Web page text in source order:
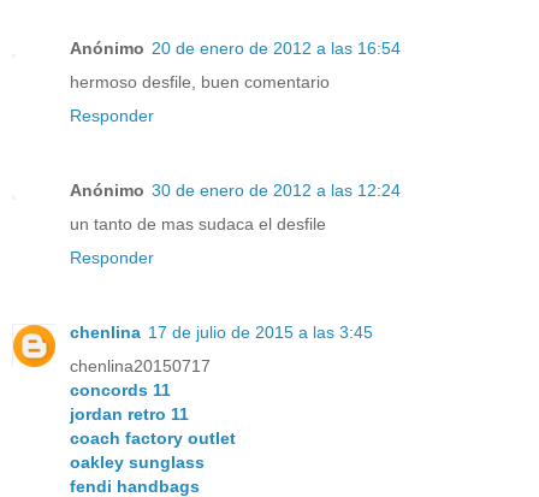
Anónimo 20 de enero de 2012 a las 16:54
hermoso desfile, buen comentario
Responder
Anónimo 30 de enero de 2012 a las 12:24
un tanto de mas sudaca el desfile
Responder
chenlina 17 de julio de 2015 a las 3:45
chenlina20150717
concords 11
jordan retro 11
coach factory outlet
oakley sunglass
fendi handbags